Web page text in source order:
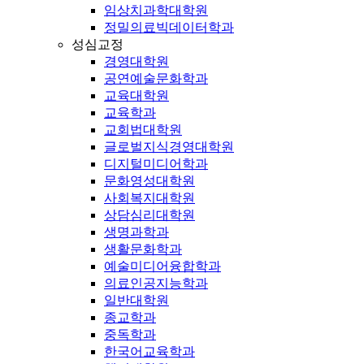
임상치과학대학원
정밀의료빅데이터학과
성심교정
경영대학원
공연예술문화학과
교육대학원
교육학과
교회법대학원
글로벌지식경영대학원
디지털미디어학과
문화영성대학원
사회복지대학원
상담심리대학원
생명과학과
생활문화학과
예술미디어융합학과
의료인공지능학과
일반대학원
종교학과
중독학과
한국어교육학과